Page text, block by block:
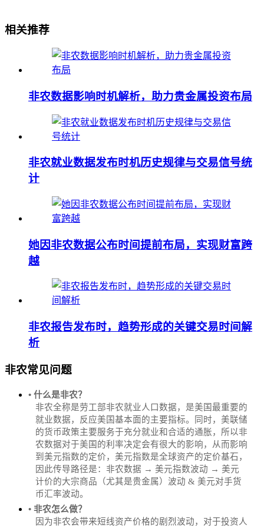
相关推荐
非农数据影响时机解析，助力贵金属投资布局
非农就业数据发布时机历史规律与交易信号统
计
她因非农数据公布时间提前布局，实现财富跨
越
非农报告发布时，趋势形成的关键交易时间解
析
非农常见问题
• 什么是非农？
非农全称是劳工部非农就业人口数据，是美国最重要的
就业数据，反应美国基本面的主要指标。同时，美联储
的货币政策主要服务于充分就业和合适的通胀，所以非
农数据对于美国的利率决定会有很大的影响，从而影响
到美元指数的定价，美元指数是全球资产的定价基石，
因此传导路径是：非农数据 → 美元指数波动 → 美元
计价的大宗商品（尤其是贵金属）波动 & 美元对手货
币汇率波动。
• 非农怎么做？
因为非农会带来短线资产价格的剧烈波动，对于投资人